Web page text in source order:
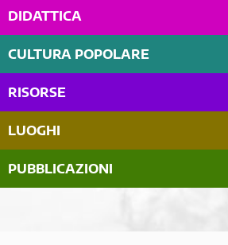
DIDATTICA
CULTURA POPOLARE
RISORSE
LUOGHI
PUBBLICAZIONI